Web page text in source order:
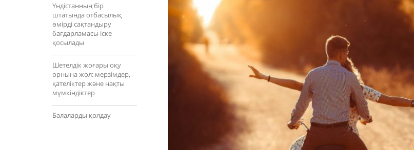
Үндістанның бір
штатында отбасылық
өмірді сақтандыру
бағдарламасы іске
қосылады
Шетелдік жоғары оқу
орнына жол: мерзімдер,
қателіктер және нақты
мүмкіндіктер
Балаларды қолдау